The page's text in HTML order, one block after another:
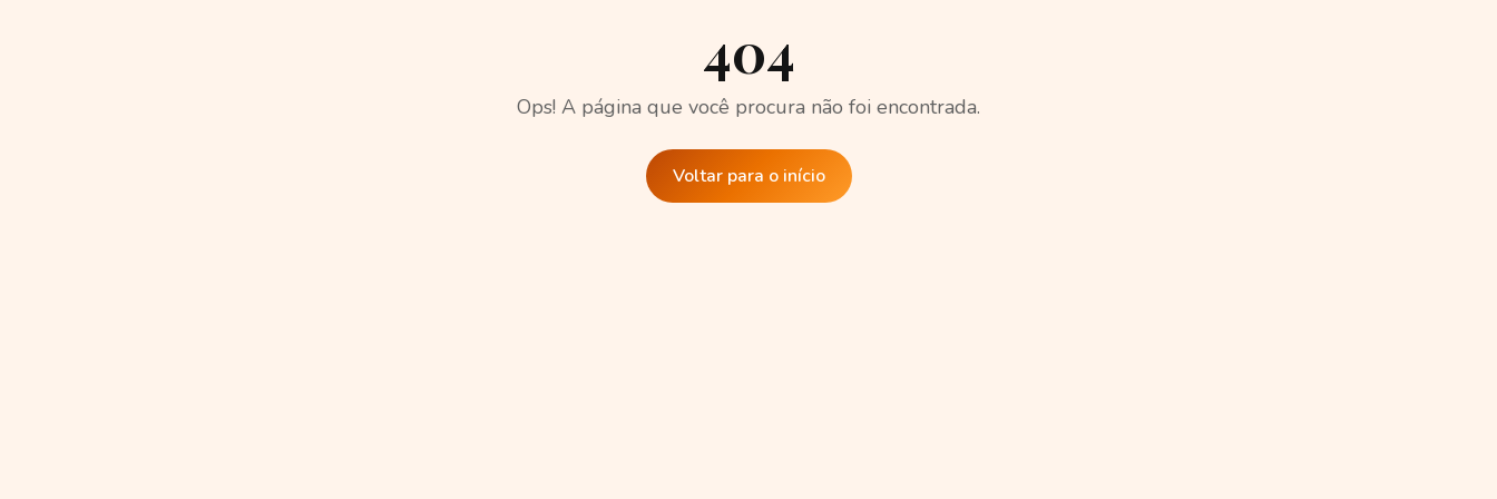
404
Ops! A página que você procura não foi encontrada.
Voltar para o início